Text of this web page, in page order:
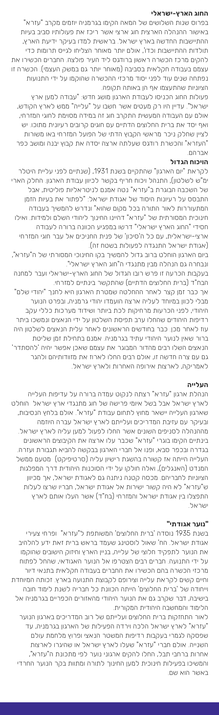
החוג הארץ-ישראלי
בפרוס שנות השלושים של המאה הקימו בגרמניה יוזמים מקרב "עזרא"
באישור ההנהלה הארצית חוג ארצי אשר ריכז את פעולותיו סביב בעיות
ההתיישבות החדשה בארץ ישראל. בראשית למדו בעיקר ידיעת הארץ,
תולדות ההתיישבות וכדו', אולם יותר מאוחר הצליחו לגייס תרומות כדי
להקים מרכז הכשרה ראשון ברודגס ליד העיר פולצה. החברים הכשירו את
עצמם בעבודה חקלאית בסביבה (מאוחר יותר גם במשק העצמי). הכשרה זו
נפתחה שנים עוד לפני יסוד מרכזי ההכשרה שהוקמו על ידי התנועות
הציוניות שהתעצמו אף הן באותה תקופה.
פעולות החוג הכניסו לעבודת הארגון מושג חדש: "עבודה למען ארץ
ישראל". עדיין היו רק מעטים אשר חשבו על "עלייה" ממש לארץ הקודש,
אולם עם העבודה המעשית התקרב חוג זה במידה מסוימת לחוגי המזרחי,
ואף יסד את ברית החלוצים הדתיים עם חוגים קרובים רעיונית מתוכו. יש
לציין שחלק ניכר מראשי הקבוץ הדתי של הפועל המזרחי באו משורות
"העזרא" והכשרת רודגס שעלתה ארצה יסדה את קבוץ יבנה ומושב כפר
אברהם.
הויכוח הגדול
לקראת "יום הארגון" שהתקיים בשנת 1931, (שנתיים לפני עליית היטלר
ימ"ש לשלטון), התנהל ויכוח חריף בקשר לכיוון עבודת הארגון. החלק הארי
של השכבה הבוגרת ב"עזרא" נטה אמנם לניטראליות פוליטית, אבל
התבסס על רעיונות היסוד של אגודת ישראל: "לפתור את בעיות הזמן
המתעוררות לאור התורה בכל מקום שהוא" ונדרש להמשיך בעבודה
חינוכית המסורתית של "עזרא" דהיינו החינוך ליהודי השלם ולמידות. ואילו
חסידי "החוג הארץ ישראלי" דרשו במפגיע הכוונה ברורה לעבודה
ארצי-ישראלית, עם כל ה'סיכון' של פנית החניכים אל עבר חוגי המזרחי
(אגודת ישראל התנגדה לפעולות בשטח זה).
ביום הארגון הוחלט ברוב גדול להמשיך בקו החינוכי המסורתי של ה"עזרא",
ונבחרה גם הנהלה מבין מתנגדי ה"חוג הארץ ישראלי".
בעקבות הכרעה זו פרש רובו הגדול של החוג הארץ-ישראלי ועבר למחנה
הבח"ד (ברית החלוצים הדתיים) שהתקשר בינתיים למזרחי.
אך כבר זמן קצר לאחר ההחלטה שמטרת הארגון היא לחנך "יהודי שלם"
מבלי לכוון במיוחד לעליה ארצה הועמדו יהודי גרמניה, ובפרט הנוער
היהודי, לפני הכרעות מרחיקות לכת ביותר ושידוד מערכות כללי עקב
רדיפות היהודים שהחלו ערב תפיסת השלטון על ידי הנאצים ונמשכו ביתר
עוז לאחר מכן. כבר בחודשים הראשונים לאחר עלית הנאצים לשלטון היה
ברור שאין לנוער היהודי עתיד בגרמניה. אמנם בתחילת זמן שליטת
הנאצים השלו רבים מהדור המבוגר את עצמם שאכן אפשר יהיה 'להסתדר'
גם עם צרה חדשה זו, אולם רבים החלו לארוז את מזוודותיהם ולהגר
לאמריקה, לארצות אירופה האחרות ולארץ ישראל.
העלייה
הנהלת ארגון "עזרא" רצתה לנקוט עמדה ברורה על עדיפות העלייה
לארץ ישראל אבל בשל איומי פרישה של חוג מתנגדי ארץ ישראל הוחלט
שארגון העלייה יישאר מחוץ לתחום עבודת "עזרא". אולם בלחץ הנסיבות,
ובעיקר עם עזיבת המדריכים ועלייתם לארץ ישראל עברה היוזמה
מההנהלה לסניפים השונים אשר החלו לפעול למען עליה לארץ ישראל.
בינתיים הקימו בוגרי "עזרא" שכבר עלו ארצה את הקיבוצים הראשונים
בגדרה ובכפר סבא, ופנו אל חברי הארגון בבקשה להביא תגבורת ועזרה.
העלייה הייתה אז קשורה בהשגת רישיון עליה (סרטיפיקט) מטעם ממשל
המנדט (האנגלים), ואלה חולקו על ידי הסוכנות היהודית דרך המפלגות
הציוניות לחבריהם. מכסה קטנה ניתנה גם לאגודת ישראל, אך מכיוון
ש"עזרא" לא היה קשור ישירות אל אגודת ישראל, חבריו שרצו לעלות
התפצלו בין אגודת ישראל והמזרחי (בח"ד) אשר העלו אותם לארץ
ישראל.
"נוער אגודתי"
בשנת 1935 נוסדה 'ברית החלוצים' המשותפת ל"עזרא" ופרחי צעירי
אגודת ישראל. הח' שאול לוסטינג שעמד בראש ברית זאת ידע להלהיב
את הנוער לתפקיד חלוצי של עלייה, בניין הארץ וחיזוק הישובים שהוקמו
על ידי התנועה. חברים רבים הצטרפו אל הנוער האגודאי, שהחל לפתוח
מרכזי הכשרה בהם הכשירו את החברים בעבודה חקלאית בתנאי דיור
וחיים קשים לקראת עלייה וצירופם לקבוצת התנועה בארץ. זכותה המיוחדת
וייחודה של 'ברית החלוצים' הייתה הכוונת כל חבריה לשנת לימוד חובה
בישיבה, דבר שקרב גם את הנוער היהודי מהאזורים הכפריים בגרמניה אל
הלימוד והמחשבה היהודית המקורית.
לאור התחזקות ברית החלוצים ועלייתם של רוב המדריכים בארגון הנוער
"עזרא" לארץ ישראל הלכה וירדה הפעילות של הארגון בגרמניה, עד
שפסקה לגמרי בעקבות רדיפות המשטר הנאצי ופרוץ מלחמת עולם
השנייה. אולם חברי "עזרא" שעלו לארץ ישראל או שהיגרו לארצות
אחרות ברחבי תבל, החלו להקים ארגוני נוער לפי מתכונת ה"עזרא",
והמשיכו בפעילות חינוכית למען החינוך לתורה ומתוות בקר הנוער החרדי
באשר הוא שם.